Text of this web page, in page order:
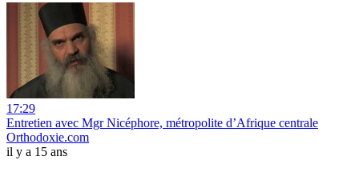
17:29
Entretien avec Mgr Nicéphore, métropolite d’Afrique centrale
Orthodoxie.com
il y a 15 ans